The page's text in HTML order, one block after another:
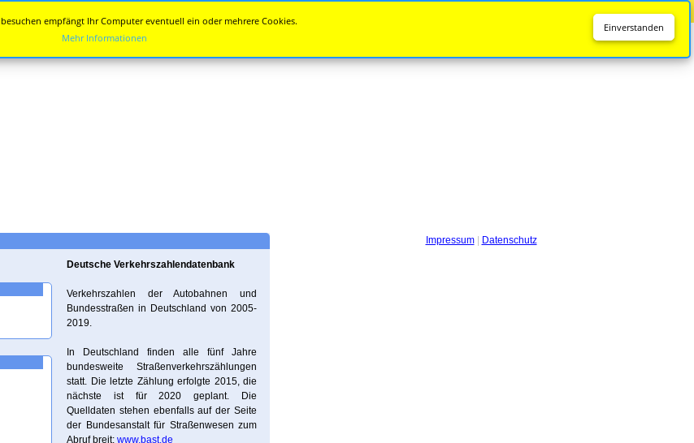
Deutsche Verkehrszahlendatenbank
Verkehrszahlen der Autobahnen und
Bundesstraßen in Deutschland von 2005-
2019.
In Deutschland finden alle fünf Jahre
bundesweite Straßenverkehrszählungen
statt. Die letzte Zählung erfolgte 2015, die
nächste ist für 2020 geplant. Die
Quelldaten stehen ebenfalls auf der Seite
der Bundesanstalt für Straßenwesen zum
Abruf breit: www.bast.de
Impressum| Datenschutz
Einverstanden
besuchen empfängt Ihr Computer eventuell ein oder mehrere Cookies.
Mehr Informationen